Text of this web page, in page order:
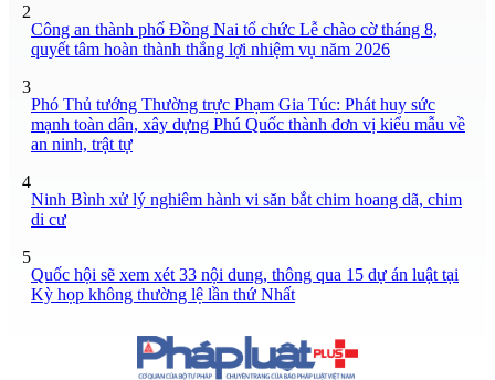
2
Công an thành phố Đồng Nai tổ chức Lễ chào cờ tháng 8,
quyết tâm hoàn thành thắng lợi nhiệm vụ năm 2026
3
Phó Thủ tướng Thường trực Phạm Gia Túc: Phát huy sức
mạnh toàn dân, xây dựng Phú Quốc thành đơn vị kiểu mẫu về
an ninh, trật tự
4
Ninh Bình xử lý nghiêm hành vi săn bắt chim hoang dã, chim
di cư
5
Quốc hội sẽ xem xét 33 nội dung, thông qua 15 dự án luật tại
Kỳ họp không thường lệ lần thứ Nhất